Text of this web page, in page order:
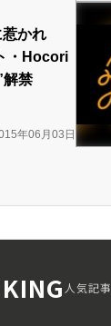
かれ
・Hocori
禁
年06月03日
人気記事